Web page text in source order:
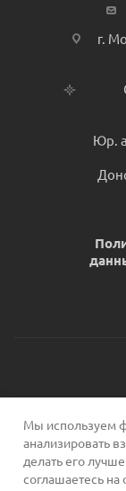
г.
Юр.
Мы используем
анализировать
делать его
соглашаетесь на